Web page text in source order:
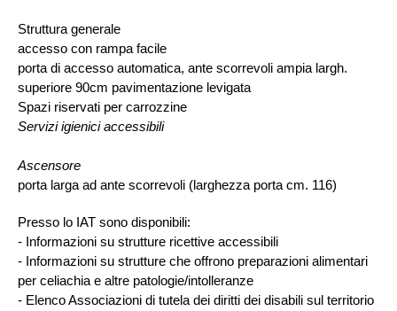
Struttura generale
accesso con rampa facile
porta di accesso automatica, ante scorrevoli ampia largh.
superiore 90cm pavimentazione levigata
Spazi riservati per carrozzine
Servizi igienici accessibili
Ascensore
porta larga ad ante scorrevoli (larghezza porta cm. 116)
Presso lo IAT sono disponibili:
- Informazioni su strutture ricettive accessibili
- Informazioni su strutture che offrono preparazioni alimentari
per celiachia e altre patologie/intolleranze
- Elenco Associazioni di tutela dei diritti dei disabili sul territorio